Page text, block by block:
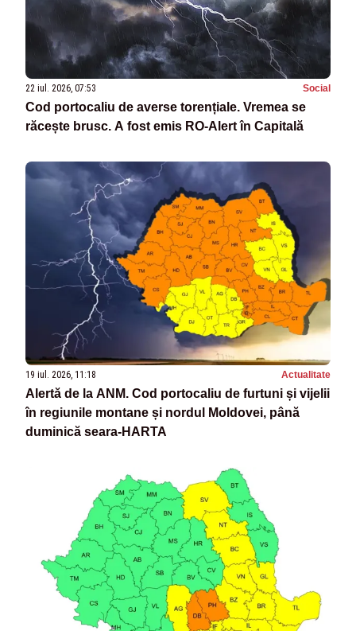
22 iul. 2026, 07:53 Social
Cod portocaliu de averse torențiale. Vremea se
răcește brusc. A fost emis RO-Alert în Capitală
19 iul. 2026, 11:18 Actualitate
Alertă de la ANM. Cod portocaliu de furtuni și vijelii
în regiunile montane și nordul Moldovei, până
duminică seara-HARTA